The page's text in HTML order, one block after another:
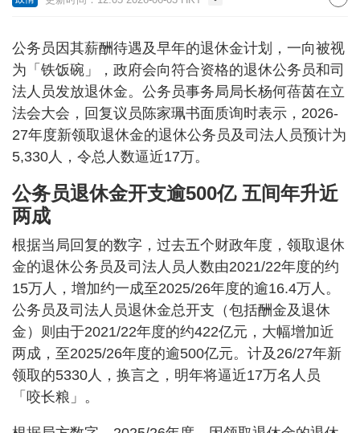
公务员因其薪酬待遇及早年的退休金计划，一向被视
为「铁饭碗」，政府会向符合资格的退休公务员和司
法人员发放退休金。公务员事务局局长杨何蓓茵在立
法会大会，回复议员陈家珮书面质询时表示，2026-
27年度新领取退休金的退休公务员及司法人员预计为
5,330人，令总人数逼近17万。
公务员退休金开支逾500亿 五间年升近
两成
根据当局回复的数字，过去五个财政年度，领取退休
金的退休公务员及司法人员人数由2021/22年度的约
15万人，增加约一成至2025/26年度的逾16.4万人。
公务员及司法人员退休金总开支（包括酬金及退休
金）则由于2021/22年度的约422亿元，大幅增加近
两成，至2025/26年度的逾500亿元。计及26/27年新
领取的5330人，换言之，明年将逼近17万名人员
「咬长粮」。